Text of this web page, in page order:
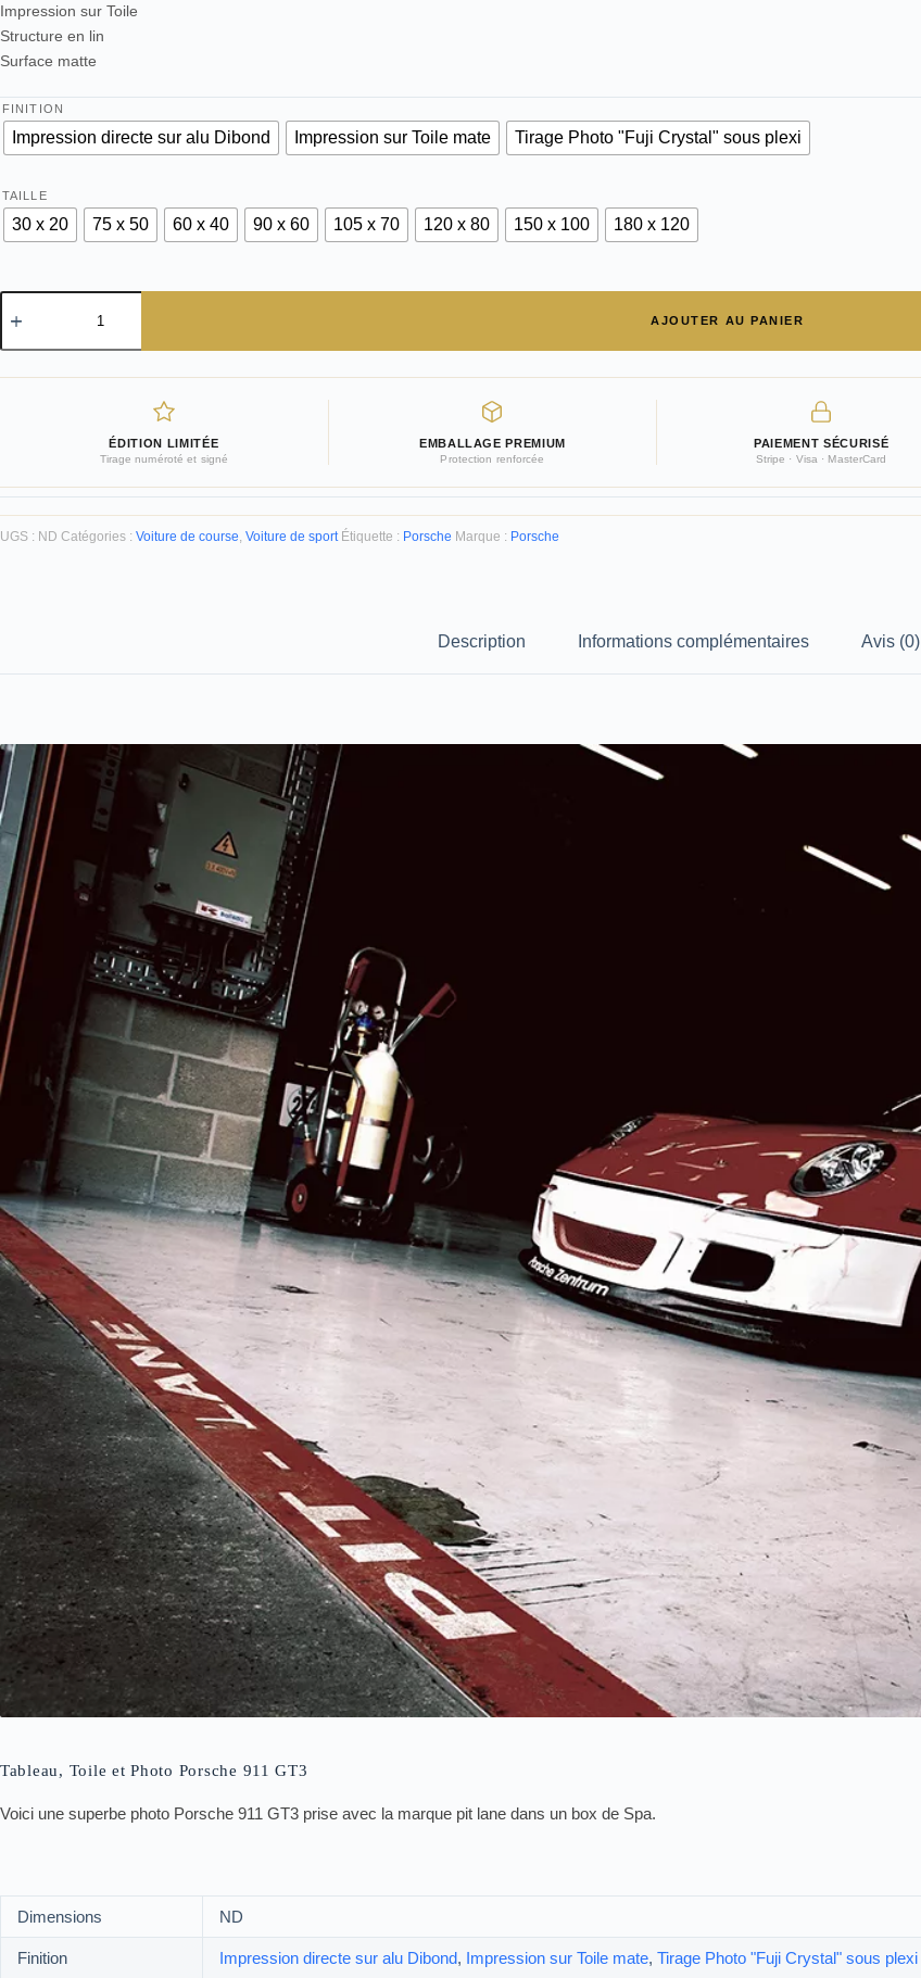
Impression sur Toile
Structure en lin
Surface matte
FINITION
Impression directe sur alu Dibond Impression sur Toile mate Tirage Photo "Fuji Crystal" sous plexi
TAILLE
30 x 20 75 x 50 60 x 40 90 x 60 105 x 70 120 x 80 150 x 100 180 x 120
quantité
de
Porsche
911
AJOUTER AU PANIER
ÉDITION LIMITÉE
Tirage numéroté et signé
EMBALLAGE PREMIUM
Protection renforcée
PAIEMENT SÉCURISÉ
Stripe · Visa · MasterCard
UGS : ND Catégories : Voiture de course Voiture de sport Étiquette : Porsche Marque : Porsche
Description Informations complémentaires Avis (0)
Tableau, Toile et Photo Porsche 911 GT3
Voici une superbe photo Porsche 911 GT3 prise avec la marque pit lane dans un box de Spa.
Dimensions ND
Finition Impression directe sur alu Dibond, Impression sur Toile mate, Tirage Photo "Fuji Crystal" sous plexi